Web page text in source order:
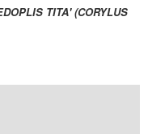
TITA' (CORYLUS